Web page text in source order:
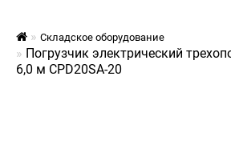
Складское оборудование
Погрузчик электрический
6,0 м CPD20SA-20